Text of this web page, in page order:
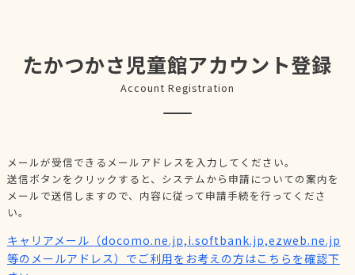
たかつかさ児童館アカウント登録
Account Registration
メールが受信できるメールアドレスを入力してください。
送信ボタンをクリックすると、システムから申請についての案内を
メールで送信しますので、内容に従って申請手続を行ってくださ
い。
キャリアメール（docomo.ne.jp,i.softbank.jp,ezweb.ne.jp
等のメールアドレス）でご利用をお考えの方はこちらを確認下